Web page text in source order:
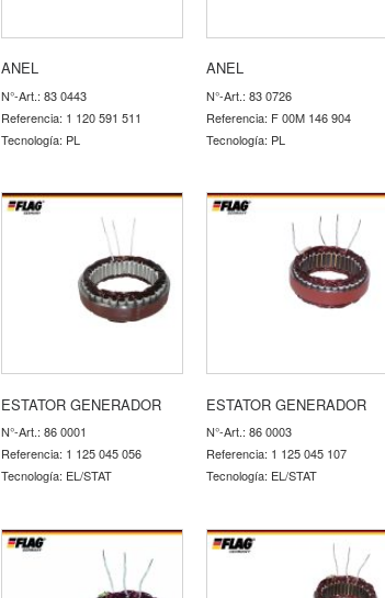
ANEL
N°-Art.: 83 0443
Referencia: 1 120 591 511
Tecnología: PL
ANEL
N°-Art.: 83 0726
Referencia: F 00M 146 904
Tecnología: PL
ESTATOR GENERADOR
N°-Art.: 86 0001
Referencia: 1 125 045 056
Tecnología: EL/STAT
ESTATOR GENERADOR
N°-Art.: 86 0003
Referencia: 1 125 045 107
Tecnología: EL/STAT